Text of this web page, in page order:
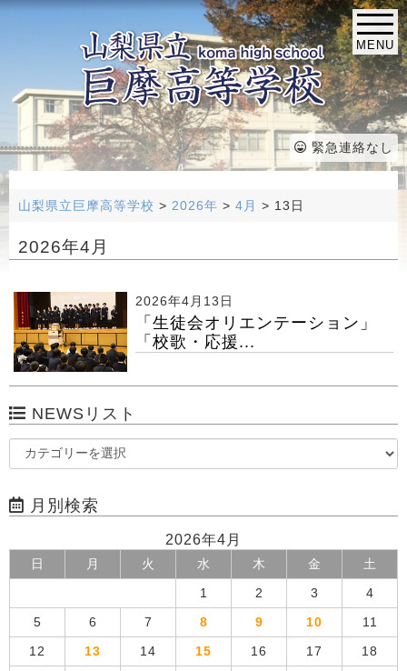
MENU
緊急連絡なし
山梨県立巨摩高等学校 > 2026年 > 4月 > 13日
2026年4月
2026年4月13日
「生徒会オリエンテーション」
「校歌・応援...
NEWSリスト
月別検索
2026年4月
日 月 火 水 木 金 土
1 2 3 4
5 6 7 8 9 10 11
12 13 14 15 16 17 18